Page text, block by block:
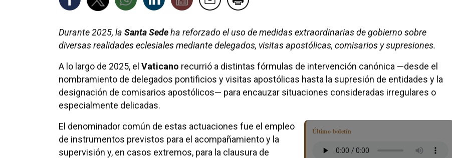
Durante 2025, la Santa Sedeha reforzado el uso de medidas extraordinarias de gobierno sobre
diversas realidades eclesiales mediante delegados, visitas apostólicas, comisarios y supresiones.
A lo largo de 2025, el Vaticano recurrió a distintas fórmulas de intervención canónica —desde el
nombramiento de delegados pontificios y visitas apostólicas hasta la supresión de entidades y la
designación de comisarios apostólicos— para encauzar situaciones consideradas irregulares o
especialmente delicadas.
Último boletín
El denominador común de estas actuaciones fue el empleo
de instrumentos previstos para el acompañamiento y la
supervisión y, en casos extremos, para la clausura de